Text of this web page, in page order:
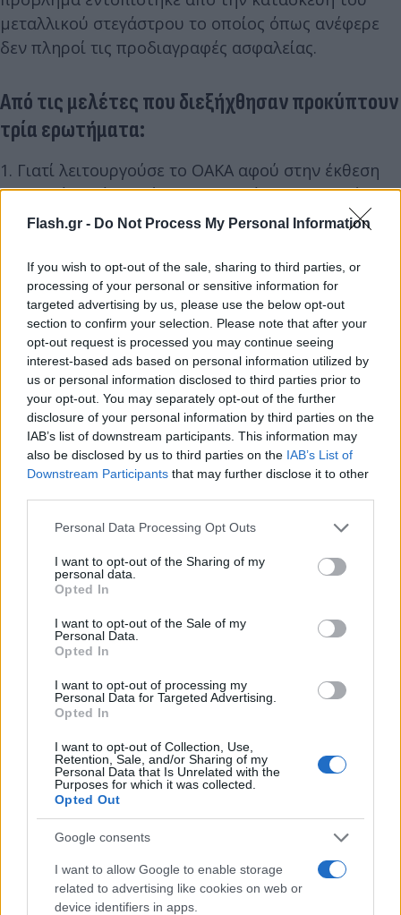
Flash.gr - Do Not Process My Personal Information
If you wish to opt-out of the sale, sharing to third parties, or
processing of your personal or sensitive information for
targeted advertising by us, please use the below opt-out
section to confirm your selection. Please note that after your
opt-out request is processed you may continue seeing
interest-based ads based on personal information utilized by
us or personal information disclosed to third parties prior to
your opt-out. You may separately opt-out of the further
disclosure of your personal information by third parties on the
IAB’s list of downstream participants. This information may
also be disclosed by us to third parties on the IAB’s List of
Downstream Participants that may further disclose it to other
Please note that this website/app uses one or more Google
not limited to your visit or usage behaviour. You may click to
grant or deny consent to Google and its third-party tags to
use your data for below specified purposes in below Google
consent section.
Personal Data Processing Opt Outs
I want to opt-out of the Sharing of my
personal data.
Opted In
I want to opt-out of the Sale of my
Personal Data.
Opted In
I want to opt-out of processing my
Personal Data for Targeted Advertising.
Opted In
I want to opt-out of Collection, Use,
Retention, Sale, and/or Sharing of my
Personal Data that Is Unrelated with the
Purposes for which it was collected.
Opted Out
Google consents
I want to allow Google to enable storage
related to advertising like cookies on web or
device identifiers in apps.
μεταλλικού στεγάστρου το οποίος όπως ανέφερε
δεν πληροί τις προδιαγραφές ασφαλείας.
Από τις μελέτες που διεξήχθησαν προκύπτουν
τρία ερωτήματα:
1. Γιατί λειτουργούσε το ΟΑΚΑ αφού στην έκθεση
αναφερόταν ότι υπήρχαν σοβαρότατα προβλήματα
τα οποία έπρεπε να αποκατασταθούν;
Υπήρξαν εργασίες συντήρησης – αποκατάστασης;
3. Γιατί η γερμανική εταιρεία το 2007- 2008 δεν
εντόπιση το πρόβλημα στατικότητας το οποίο στη
συνέχεια εντόπισε η ελληνική εταιρεία;